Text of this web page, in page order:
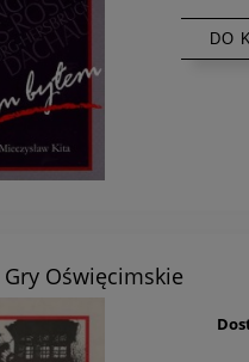
DO
Gry Oświęcimskie